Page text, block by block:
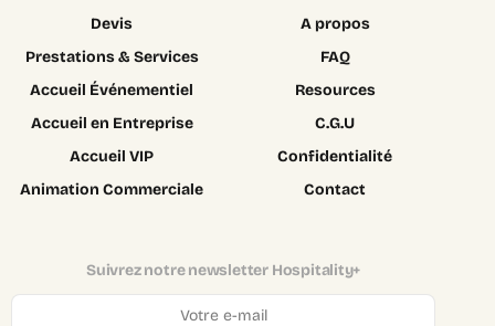
Devis
Prestations & Services
Accueil Événementiel
Accueil en Entreprise
Accueil VIP
Animation Commerciale
A propos
FAQ
Resources
C.G.U
Confidentialité
Contact
Suivrez notre newsletter Hospitality+